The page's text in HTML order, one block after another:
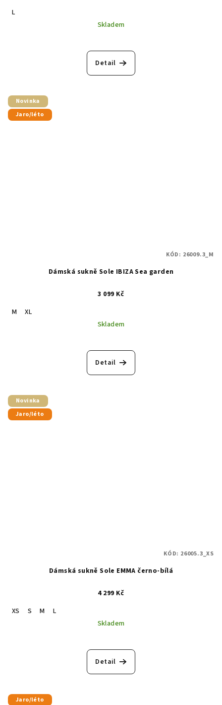
L
Skladem
Detail
Novinka
Jaro/léto
Dámská sukně Sole IBIZA Sea garden
3 099 Kč
M
XL
Skladem
Detail
KÓD: 26009.3_M
Novinka
Jaro/léto
Dámská sukně Sole EMMA černo-bílá
4 299 Kč
XS
S M
L
Skladem
Detail
KÓD: 26005.3_XS
Jaro/léto